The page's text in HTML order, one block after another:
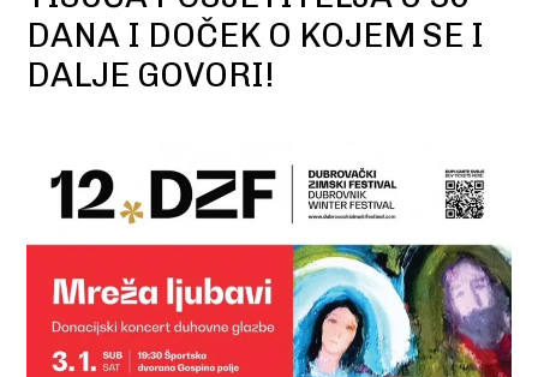
DANA I DOČEK O KOJEM SE I
DALJE GOVORI!